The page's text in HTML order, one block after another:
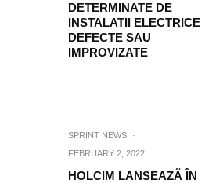
DETERMINATE DE
INSTALATII ELECTRICE
DEFECTE SAU
IMPROVIZATE
SPRINT NEWS
·
FEBRUARY 2, 2022
HOLCIM LANSEAZÃ ÎN